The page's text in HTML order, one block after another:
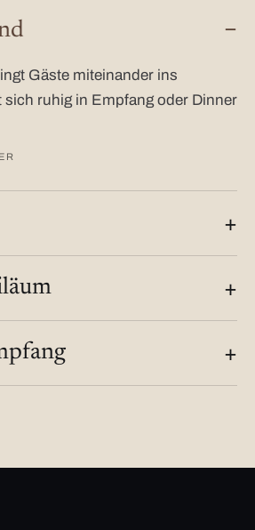
Gäste miteinander ins
sich ruhig in Empfang oder Dinner